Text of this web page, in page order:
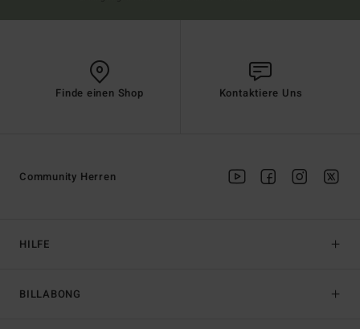
Finde einen Shop Kontaktiere Uns
HILFE
BILLABONG
Community Herren